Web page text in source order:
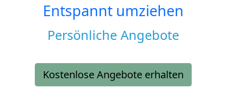
Entspannt umziehen
Persönliche Angebote
Kostenlose Angebote erhalten